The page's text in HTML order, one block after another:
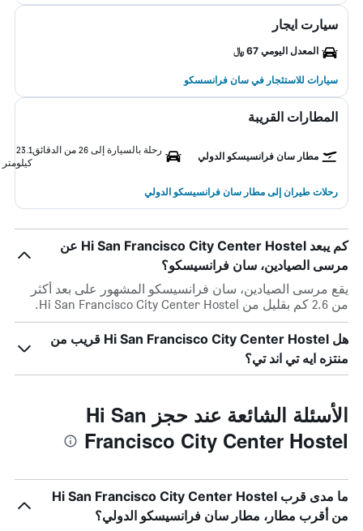
سيارت ايجار
المعدل اليومي 67 ﷼
سيارات للاستئجار في سان فرانسسكو
المطارات القريبة
مطار سان فرانسيسكو الدولي
رحلة بالسيارة إلى 26 من الدقائق
23.1
كيلومتر
رحلات طيران إلى مطار سان فرانسيسكو الدولي
كم يبعد Hi San Francisco City Center Hostel عن
مرسى الصيادين، سان فرانسيسكو؟
يقع مرسى الصيادين، سان فرانسيسكو المشهور على بعد أكثر
من 2.6 كم بقليل من Hi San Francisco City Center Hostel.
هل Hi San Francisco City Center Hostel قريب من
منتزه ايه تي اند تي؟
الأسئلة الشائعة عند حجز Hi San
Francisco City Center Hostel
ما مدى قرب Hi San Francisco City Center Hostel
من أقرب مطار، مطار سان فرانسيسكو الدولي؟